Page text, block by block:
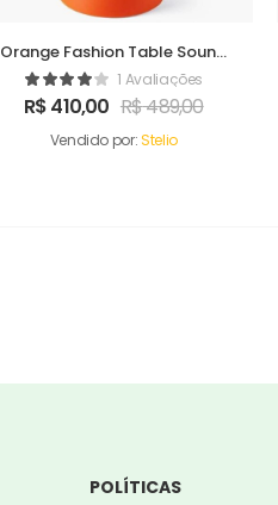
Orange Fashion Table Sound
Maker1 Avaliações
R$410,00 R$489,00
Vendido por:Stelio
POLÍTICAS